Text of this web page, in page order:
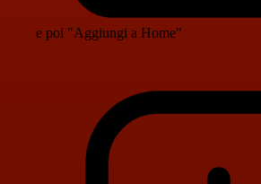
e poi "Aggiungi a Home"